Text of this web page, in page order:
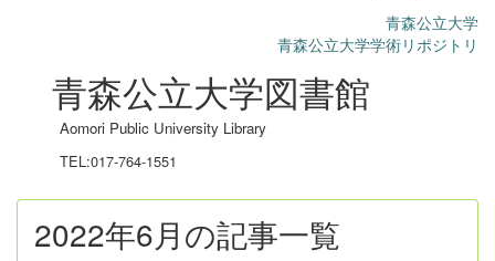
青森公立大学
青森公立大学学術リポジトリ
青森公立大学図書館
Aomori Public University Library
TEL:017-764-1551
2022年6月の記事一覧